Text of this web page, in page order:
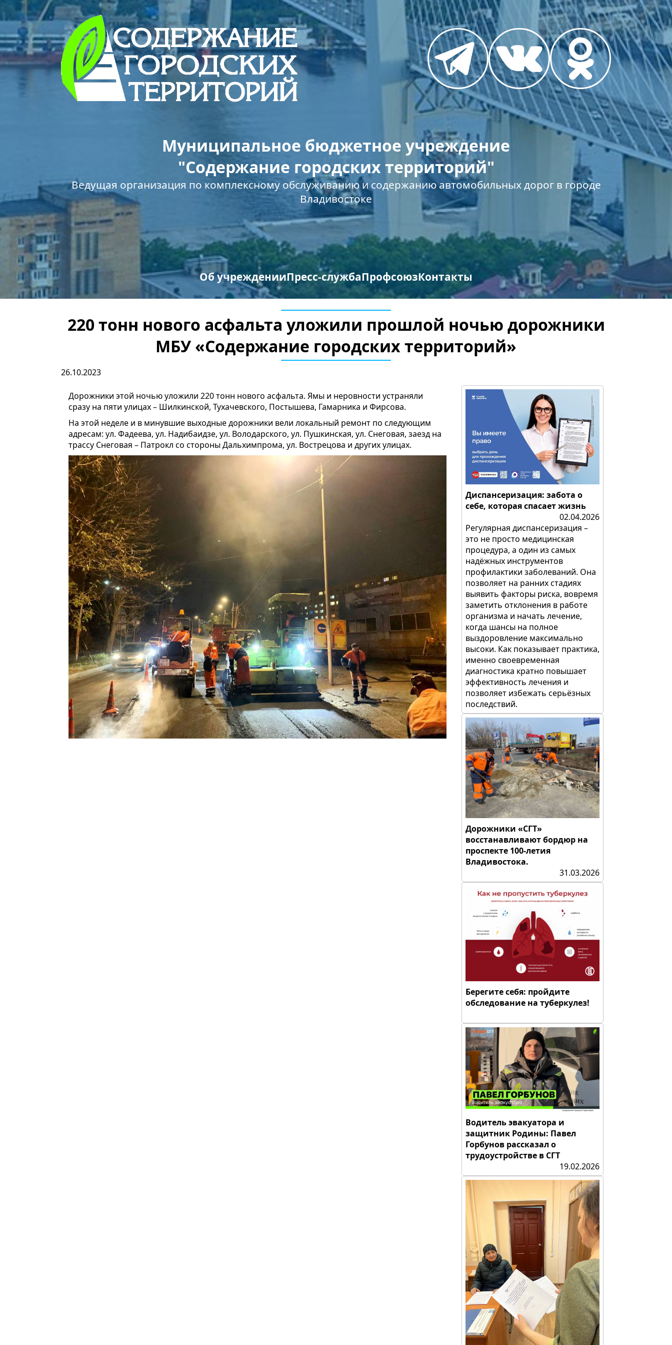
Муниципальное бюджетное учреждение
"Содержание городских территорий"
Ведущая организация по комплексному обслуживанию и содержанию автомобильных дорог в городе
Владивостоке
Об учрежденииПресс-службаПрофсоюзКонтакты
220 тонн нового асфальта уложили прошлой ночью дорожники
МБУ «Содержание городских территорий»
26.10.2023
Дорожники этой ночью уложили 220 тонн нового асфальта. Ямы и неровности устраняли
сразу на пяти улицах – Шилкинской, Тухачевского, Постышева, Гамарника и Фирсова.
На этой неделе и в минувшие выходные дорожники вели локальный ремонт по следующим
адресам: ул. Фадеева, ул. Надибаидзе, ул. Володарского, ул. Пушкинская, ул. Снеговая, заезд на
трассу Снеговая – Патрокл со стороны Дальхимпрома, ул. Вострецова и других улицах.
Диспансеризация: забота о
себе, которая спасает жизнь
02.04.2026
Регулярная диспансеризация –
это не просто медицинская
процедура, а один из самых
надёжных инструментов
профилактики заболеваний. Она
позволяет на ранних стадиях
выявить факторы риска, вовремя
заметить отклонения в работе
организма и начать лечение,
когда шансы на полное
выздоровление максимально
высоки. Как показывает практика,
именно своевременная
диагностика кратно повышает
эффективность лечения и
позволяет избежать серьёзных
последствий.
Дорожники «СГТ»
восстанавливают бордюр на
проспекте 100-летия
Владивостока.
31.03.2026
Берегите себя: пройдите
обследование на туберкулез!
Водитель эвакуатора и
защитник Родины: Павел
Горбунов рассказал о
трудоустройстве в СГТ
19.02.2026